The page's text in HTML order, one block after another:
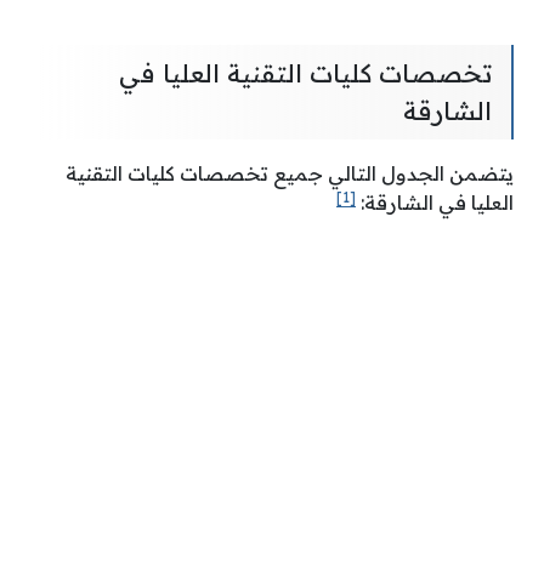
تخصصات كليات التقنية العليا في
الشارقة
يتضمن الجدول التالي جميع تخصصات كليات التقنية
العليا في الشارقة: [1]